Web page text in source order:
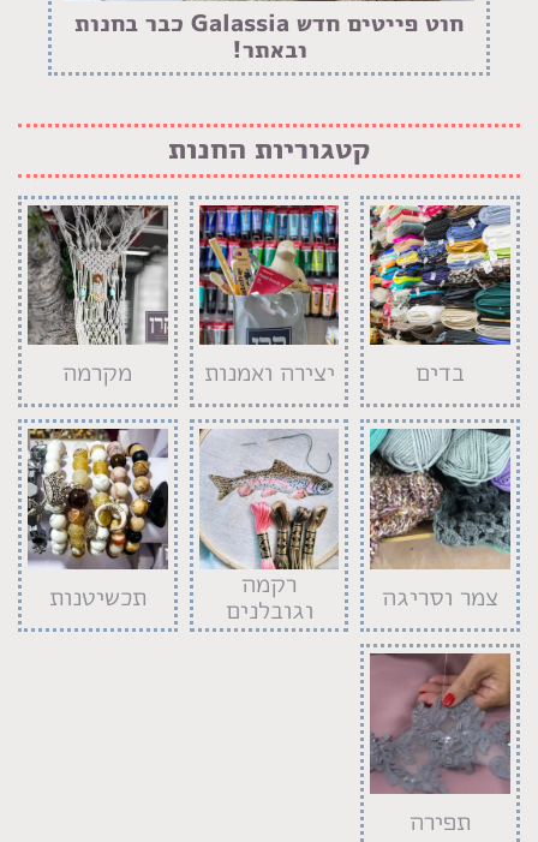
חוט פייטים חדש Galassia כבר בחנות
ובאתר!
קטגוריות החנות
בדים יצירה ואמנות מקרמה
צמר וסריגה רקמה
וגובלנים תכשיטנות
תפירה